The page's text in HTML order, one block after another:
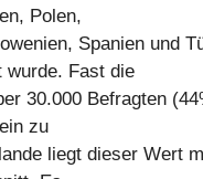
Polen,
Spanien und
wurde. Fast die
30.000 Befragten
zu
liegt dieser Wert